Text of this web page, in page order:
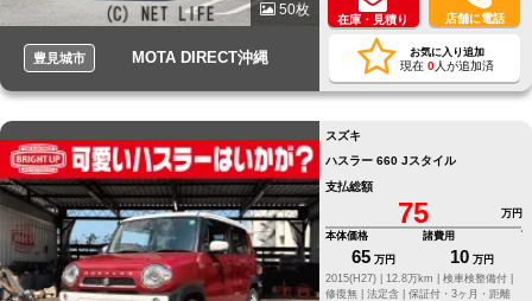
50枚
豊見城市 MOTA DIRECT沖縄
在庫・見積り 店舗に電話
お気に入り追加
現在 0人が追加済
スズキ
ハスラー 660 Jスタイル
支払総額
75
万円
本体価格
65 万円
諸費用
10 万円
2015(H27) |
12.8万km |
検車検整備付 |
修復無 | 法定含 | 保証付・3ヶ月・距離